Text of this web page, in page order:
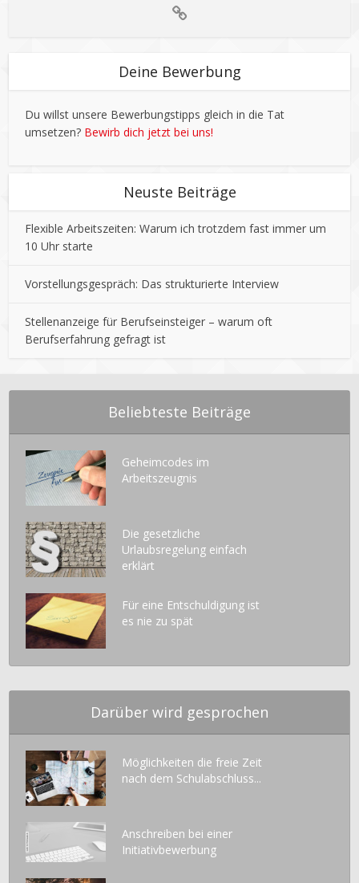
Deine Bewerbung
Du willst unsere Bewerbungstipps gleich in die Tat
umsetzen? Bewirb dich jetzt bei uns!
Neuste Beiträge
Flexible Arbeitszeiten: Warum ich trotzdem fast immer um
10 Uhr starte
Vorstellungsgespräch: Das strukturierte Interview
Stellenanzeige für Berufseinsteiger – warum oft
Berufserfahrung gefragt ist
Beliebteste Beiträge
Geheimcodes im
Arbeitszeugnis
Die gesetzliche
Urlaubsregelung einfach
erklärt
Für eine Entschuldigung ist
es nie zu spät
Darüber wird gesprochen
Möglichkeiten die freie Zeit
nach dem Schulabschluss...
Anschreiben bei einer
Initiativbewerbung